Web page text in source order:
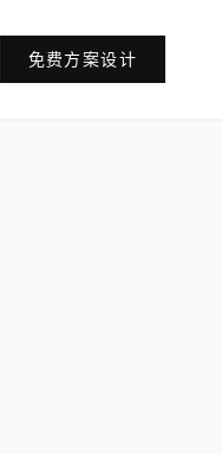
免费方案设计